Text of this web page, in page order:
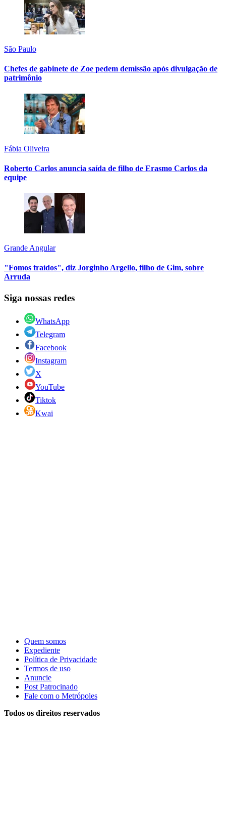
São Paulo
Chefes de gabinete de Zoe pedem demissão após divulgação de
patrimônio
Fábia Oliveira
Roberto Carlos anuncia saída de filho de Erasmo Carlos da
equipe
Grande Angular
"Fomos traídos", diz Jorginho Argello, filho de Gim, sobre
Arruda
Siga nossas redes
WhatsApp
Telegram
Facebook
Instagram
X
YouTube
Tiktok
Kwai
Quem somos
Expediente
Política de Privacidade
Termos de uso
Anuncie
Post Patrocinado
Fale com o Metrópoles
Todos os direitos reservados